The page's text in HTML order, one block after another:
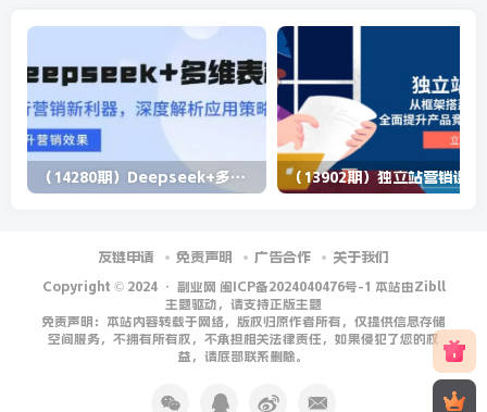
（14280期）Deepseek+多维表格，银行营销新利器，深度解析应用策略，提升营销效果
友链申请 免责声明 广告合作 关于我们
Copyright © 2024 · 副业网 闽ICP备2024040476号-1 本站由Zibll
主题驱动，请支持正版主题
免责声明：本站内容转载于网络，版权归原作者所有，仅提供信息存储
空间服务，不拥有所有权，不承担相关法律责任，如果侵犯了您的权
益，请底部联系删除。